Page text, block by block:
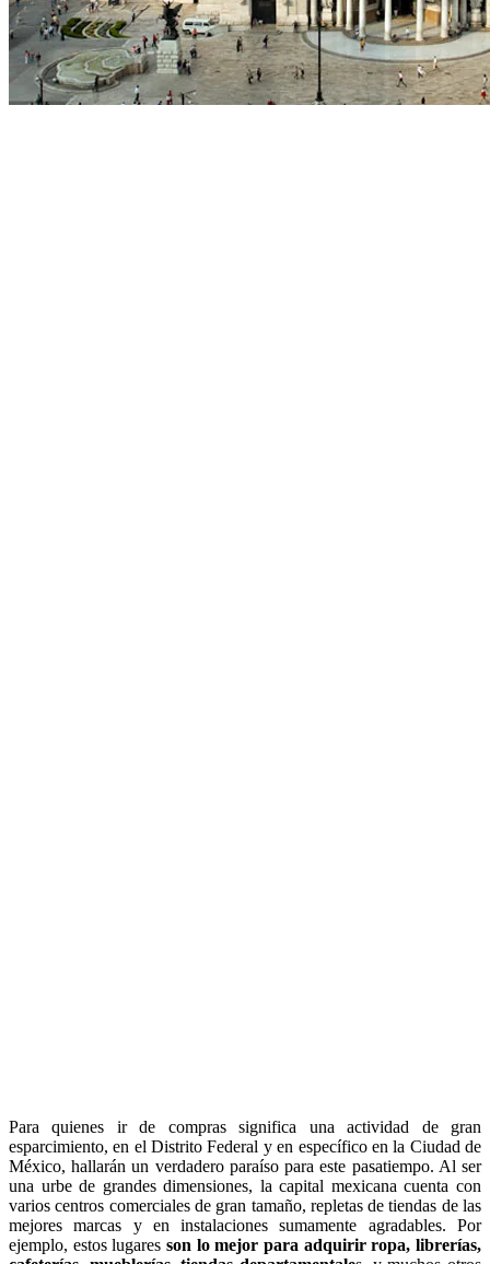
Para quienes ir de compras significa una actividad de gran
esparcimiento, en el Distrito Federal y en específico en la Ciudad de
México, hallarán un verdadero paraíso para este pasatiempo. Al ser
una urbe de grandes dimensiones, la capital mexicana cuenta con
varios centros comerciales de gran tamaño, repletas de tiendas de las
mejores marcas y en instalaciones sumamente agradables. Por
ejemplo, estos lugares son lo mejor para adquirir ropa, librerías,